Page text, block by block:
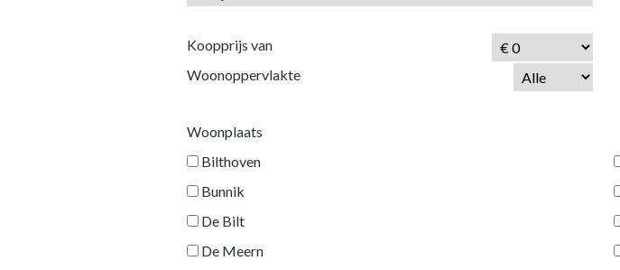
Koopprijs van
Woonoppervlakte
Woonplaats
Bilthoven
Bunnik
De Bilt
De Meern